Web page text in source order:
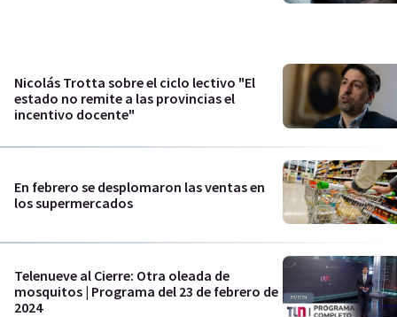
Nicolás Trotta sobre el ciclo lectivo "El
estado no remite a las provincias el
incentivo docente"
En febrero se desplomaron las ventas en
los supermercados
Telenueve al Cierre: Otra oleada de
mosquitos | Programa del 23 de febrero de
2024